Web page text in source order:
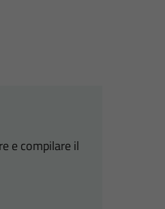
e compilare il